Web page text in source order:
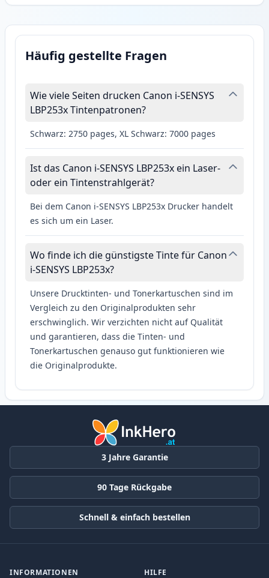
Häufig gestellte Fragen
Wie viele Seiten drucken Canon i-SENSYS
LBP253x Tintenpatronen?
Schwarz: 2750 pages, XL Schwarz: 7000 pages
Ist das Canon i-SENSYS LBP253x ein Laser-
oder ein Tintenstrahlgerät?
Bei dem Canon i-SENSYS LBP253x Drucker handelt
es sich um ein Laser.
Wo finde ich die günstigste Tinte für Canon
i-SENSYS LBP253x?
Unsere Drucktinten- und Tonerkartuschen sind im
Vergleich zu den Originalprodukten sehr
erschwinglich. Wir verzichten nicht auf Qualität
und garantieren, dass die Tinten- und
Tonerkartuschen genauso gut funktionieren wie
die Originalprodukte.
3 Jahre Garantie
90 Tage Rückgabe
Schnell & einfach bestellen
INFORMATIONEN HILFE